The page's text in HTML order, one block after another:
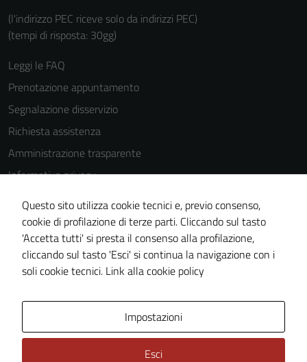
(l'indirizzo PEC riceve solo da indirizzi PEC)
(tempi di risposta: 30gg)
Leggi le FAQ
Prenotazione appuntamento
Segnalazione disservizio
Richiesta assistenza
Amministrazione trasparente
Informativa privacy
Cookie Policy
Note legali
Dichiarazione di accessibilità
Piano di miglioramento del sito
Questo sito utilizza cookie tecnici e, previo consenso,
cookie di profilazione di terze parti. Cliccando sul tasto
'Accetta tutti' si presta il consenso alla profilazione,
cliccando sul tasto 'Esci' si continua la navigazione con i
soli cookie tecnici. Link alla cookie policy
Impostazioni
Esci